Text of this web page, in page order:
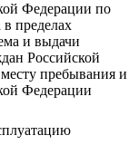
Федерации по
пределах
и выдачи
Российской
пребывания и
Федерации